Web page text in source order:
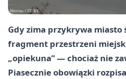
Gdy zima przykrywa miasto
fragment przestrzeni
„opiekuna” — chociaż nie
Piasecznie obowiązki